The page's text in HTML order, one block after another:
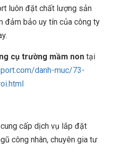
luôn đặt chất lượng sản
đảm bảo uy tín của công ty
cụ trường mầm non tại
danh-muc/73-
cung cấp dịch vụ lắp đặt
công nhân, chuyên gia tư